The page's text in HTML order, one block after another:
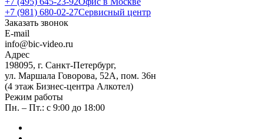
+7 (981) 680-02-27Сервисный центр
Заказать звонок
E-mail
info@bic-video.ru
Адрес
198095, г. Санкт-Петербург,
ул. Маршала Говорова, 52А, пом. 36н
(4 этаж Бизнес-центра Алкотел)
Режим работы
Пн. – Пт.: с 9:00 до 18:00